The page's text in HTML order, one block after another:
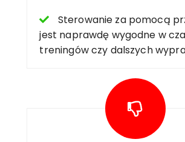
Sterowanie za pomocą
jest naprawdę wygodne w
treningów czy dalszych